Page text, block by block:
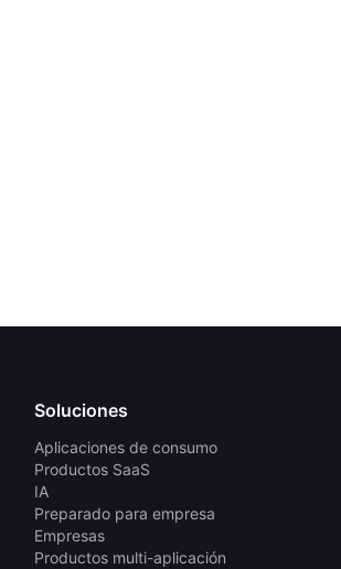
Soluciones
Aplicaciones de consumo
Productos SaaS
IA
Preparado para empresa
Empresas
Productos multi-aplicación